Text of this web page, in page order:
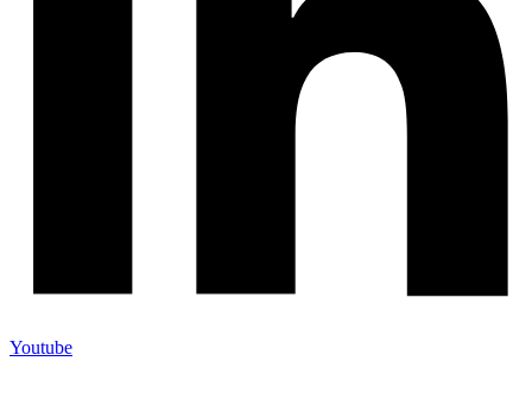
Youtube